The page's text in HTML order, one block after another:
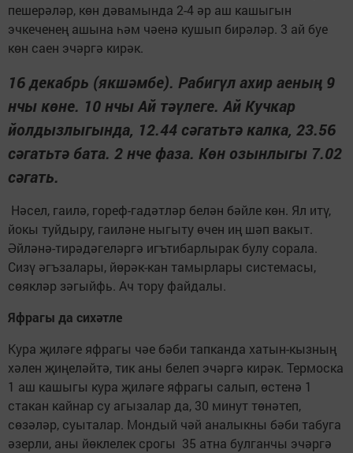
пешерәләр, көн дәвамында 2-4 әр аш кашыгын
эчкеченең ашына һәм чәенә кушып бирәләр. 3 ай буе
көн саен эчәргә кирәк.
16 декабрь (якшәмбе). Рабигүл ахир аеның 9
нчы көне. 10 нчы Ай тәүлеге. Ай Кучкар
йолдызлыгында, 12.44 сәгатьтә калка, 23.56
сәгатьтә бата. 2 нче фаза. Көн озынлыгы 7.02
сәгать.
Нәсел, гаилә, гореф-гадәтләр белән бәйле көн. Ял итү,
йокы туйдыру, гаиләне ныгыту өчен иң шәп вакыт.
Әйләнә-тирәдәгеләргә игътибарлырак булу сорала.
Сизү әгъзалары, йөрәк-кан тамырлары системасы,
сөякләр зәгыйфь. Ач тору файдалы.
Яфрагы да сихәтле
Кура җиләге яфрагы чәе бәби тапканда хатын-кызның
хәлен җиңеләйтә, тик аны белеп эчәргә кирәк. Термоска
1 аш кашыгы кура җиләге яфрагы салып, өстенә 1
стакан кайнар су агызалар да, 30 минут төнәтеп,
сөзәләр, суыталар. Мондый чәй аналыкны бәби табуга
әзерли, аны йөклелек срогы 35 атна булганчы эчәргә